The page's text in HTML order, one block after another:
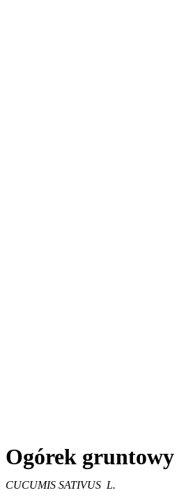
Ogórek
CUCUMIS SATIVUS L.